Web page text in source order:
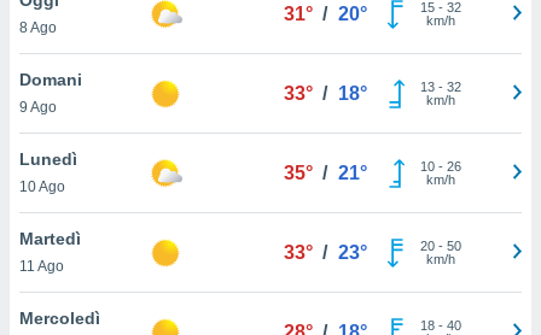
è
al sito
di
ci
di
il
un
8 Ago
31° / 20° 15- 32
km/h
Domani
9 Ago
33° / 18° 13- 32
km/h
Lunedì
10 Ago
35° / 21° 10- 26
km/h
Martedì
11 Ago
33° / 23° 20- 50
km/h
Mercoledì 18- 40